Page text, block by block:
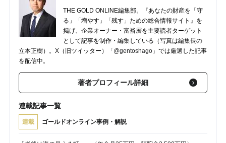
THE GOLD ONLINE編集部。『あなたの財産を「守
る」「増やす」「残す」ための総合情報サイト』を
掲げ、企業オーナー・富裕層を主要読者ターゲット
として記事を制作・編集している（写真は編集長の
立本正樹）。X（旧ツイッター）
「@gentoshago」 では厳選した記事
を配信中。
著者プロフィール詳細
連載記事一覧
連載 ゴールドオンライン事例・解説